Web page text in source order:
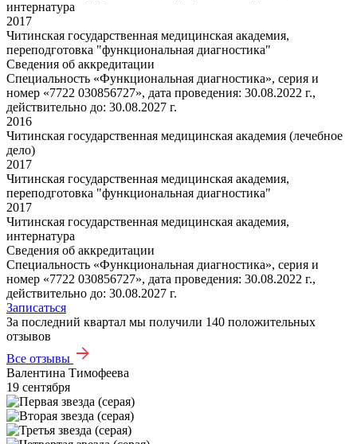
интернатура
2017
Читинская государственная медицинская академия,
переподготовка "функциональная диагностика"
Сведения об аккредитации
Специальность «Функциональная диагностика», серия и
номер «7722 030856727», дата проведения: 30.08.2022 г.,
действительно до: 30.08.2027 г.
2016
Читинская государственная медицинская академия (лечебное
дело)
2017
Читинская государственная медицинская академия,
переподготовка "функциональная диагностика"
2017
Читинская государственная медицинская академия,
интернатура
Сведения об аккредитации
Специальность «Функциональная диагностика», серия и
номер «7722 030856727», дата проведения: 30.08.2022 г.,
действительно до: 30.08.2027 г.
Записаться
За последний квартал мы получили 140 положительных
отзывов
Все отзывы
Валентина Тимофеева
19 сентября